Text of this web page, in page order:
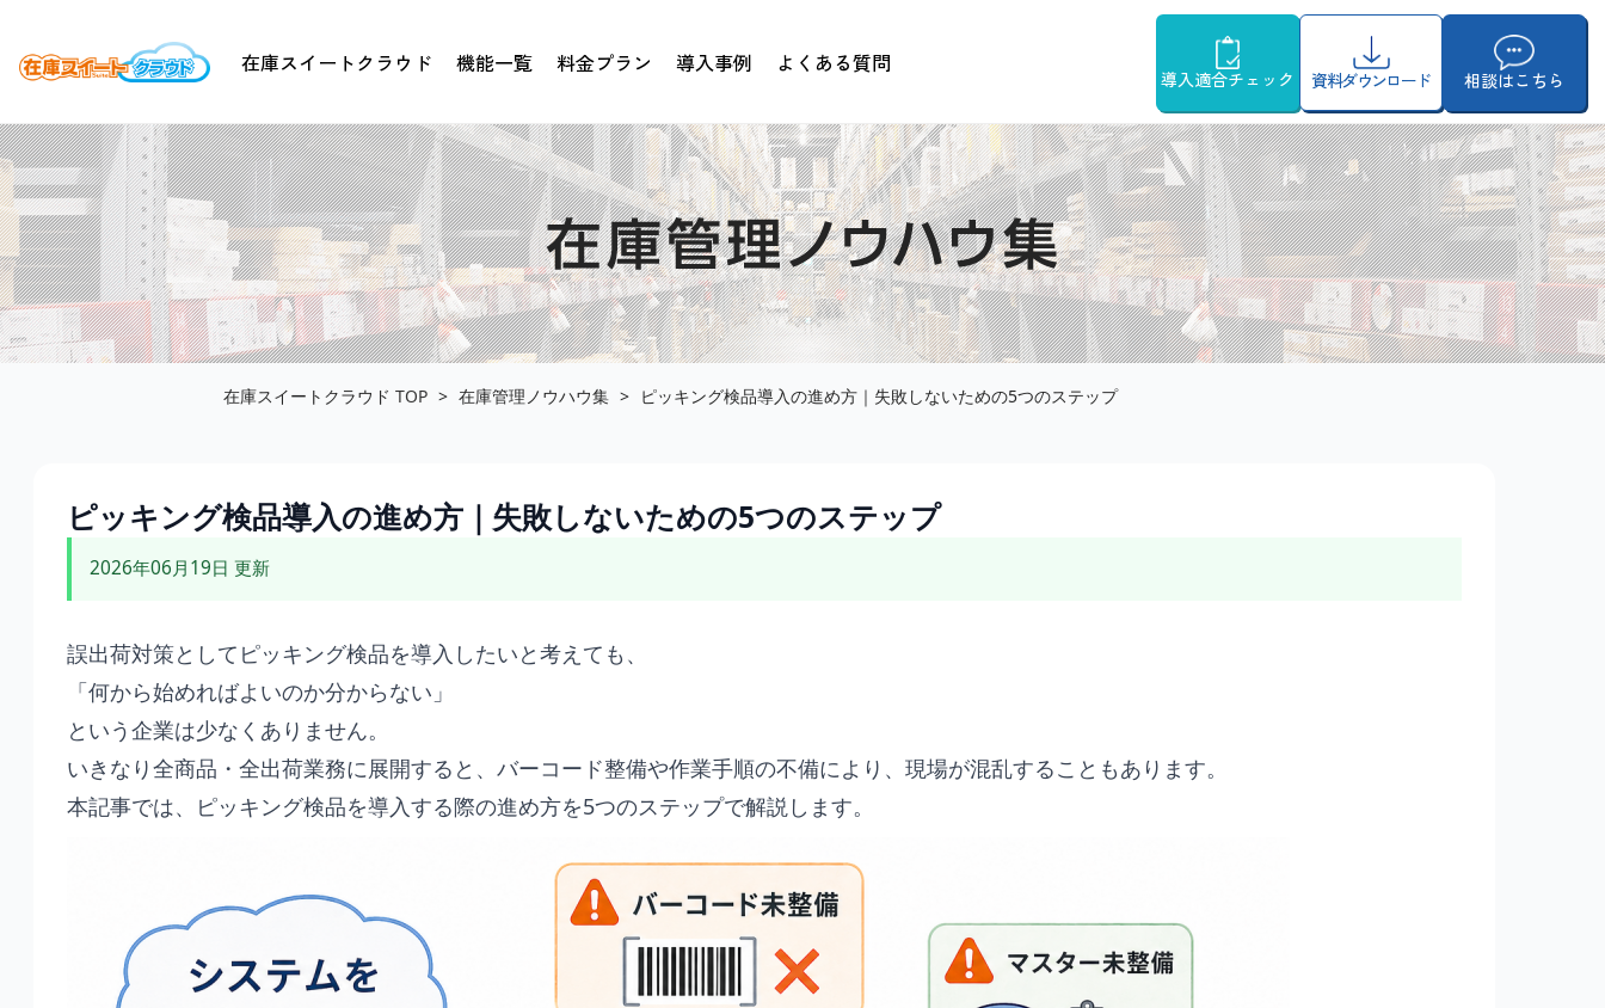
在庫スイートクラウド 機能一覧 料金プラン 導入事例 よくある質問
導入適合チェック 資料ダウンロード 相談はこちら
在庫スイートクラウド TOP 在庫管理ノウハウ集 ピッキング検品導入の進め方｜失敗しないための5つのステップ
ピッキング検品導入の進め方｜失敗しないための5つのステップ
2026年06月19日 更新
誤出荷対策としてピッキング検品を導入したいと考えても、
「何から始めればよいのか分からない」
という企業は少なくありません。
いきなり全商品・全出荷業務に展開すると、バーコード整備や作業手順の不備により、現場が混乱することもあります。
本記事では、ピッキング検品を導入する際の進め方を5つのステップで解説します。